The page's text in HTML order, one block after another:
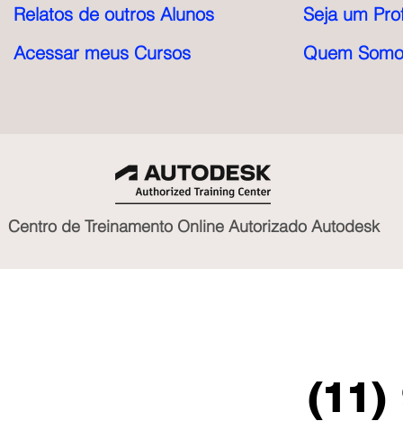
Relatos de outros Alunos
Acessar meus Cursos
Seja um
Quem
Centro de Treinamento Online Autorizado Autodesk
(11)